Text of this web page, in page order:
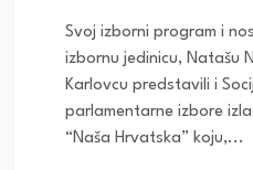
Svoj izborni program i
izbornu jedinicu, Natašu
Karlovcu predstavili i
parlamentarne izbore
“Naša Hrvatska” koju,...